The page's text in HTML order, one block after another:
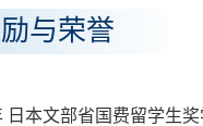
与荣誉
日本文部省国费留学生